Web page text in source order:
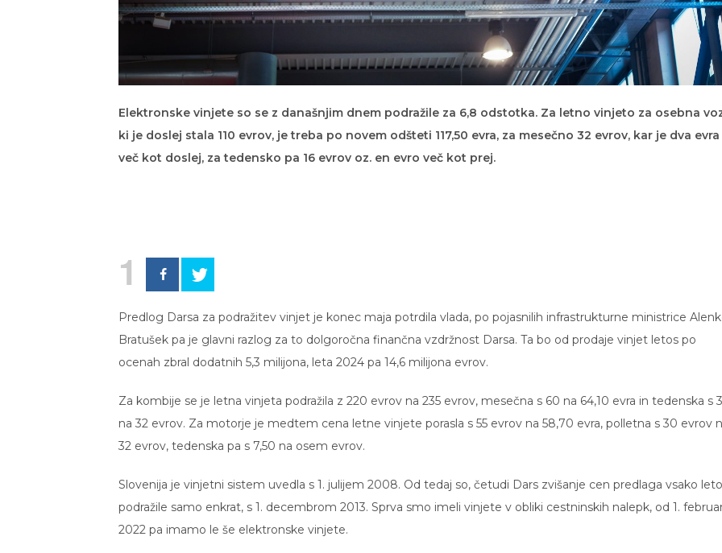
Elektronske vinjete so se z današnjim dnem podražile za 6,8 odstotka. Za letno vinjeto za osebna
ki je doslej stala 110 evrov, je treba po novem odšteti 117,50 evra, za mesečno 32 evrov, kar je dva evra
več kot doslej, za tedensko pa 16 evrov oz. en evro več kot prej.
1
Predlog Darsa za podražitev vinjet je konec maja potrdila vlada, po pojasnilih infrastrukturne ministrice
Bratušek pa je glavni razlog za to dolgoročna finančna vzdržnost Darsa. Ta bo od prodaje vinjet letos po
ocenah zbral dodatnih 5,3 milijona, leta 2024 pa 14,6 milijona evrov.
Za kombije se je letna vinjeta podražila z 220 evrov na 235 evrov, mesečna s 60 na 64,10 evra in tedenska s
na 32 evrov. Za motorje je medtem cena letne vinjete porasla s 55 evrov na 58,70 evra, polletna s 30 evrov
32 evrov, tedenska pa s 7,50 na osem evrov.
Slovenija je vinjetni sistem uvedla s 1. julijem 2008. Od tedaj so, četudi Dars zvišanje cen predlaga vsako
podražile samo enkrat, s 1. decembrom 2013. Sprva smo imeli vinjete v obliki cestninskih nalepk, od 1.
2022 pa imamo le še elektronske vinjete.